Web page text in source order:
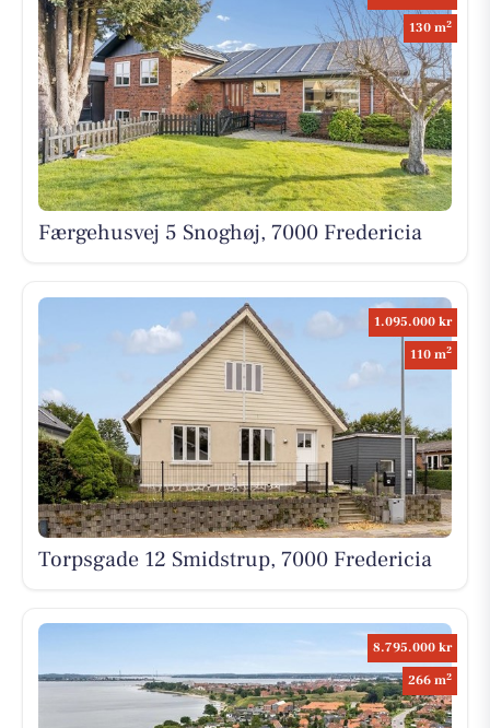
130 m2
Færgehusvej 5 Snoghøj, 7000 Fredericia
1.095.000 kr
110 m2
Torpsgade 12 Smidstrup, 7000 Fredericia
8.795.000 kr
266 m2